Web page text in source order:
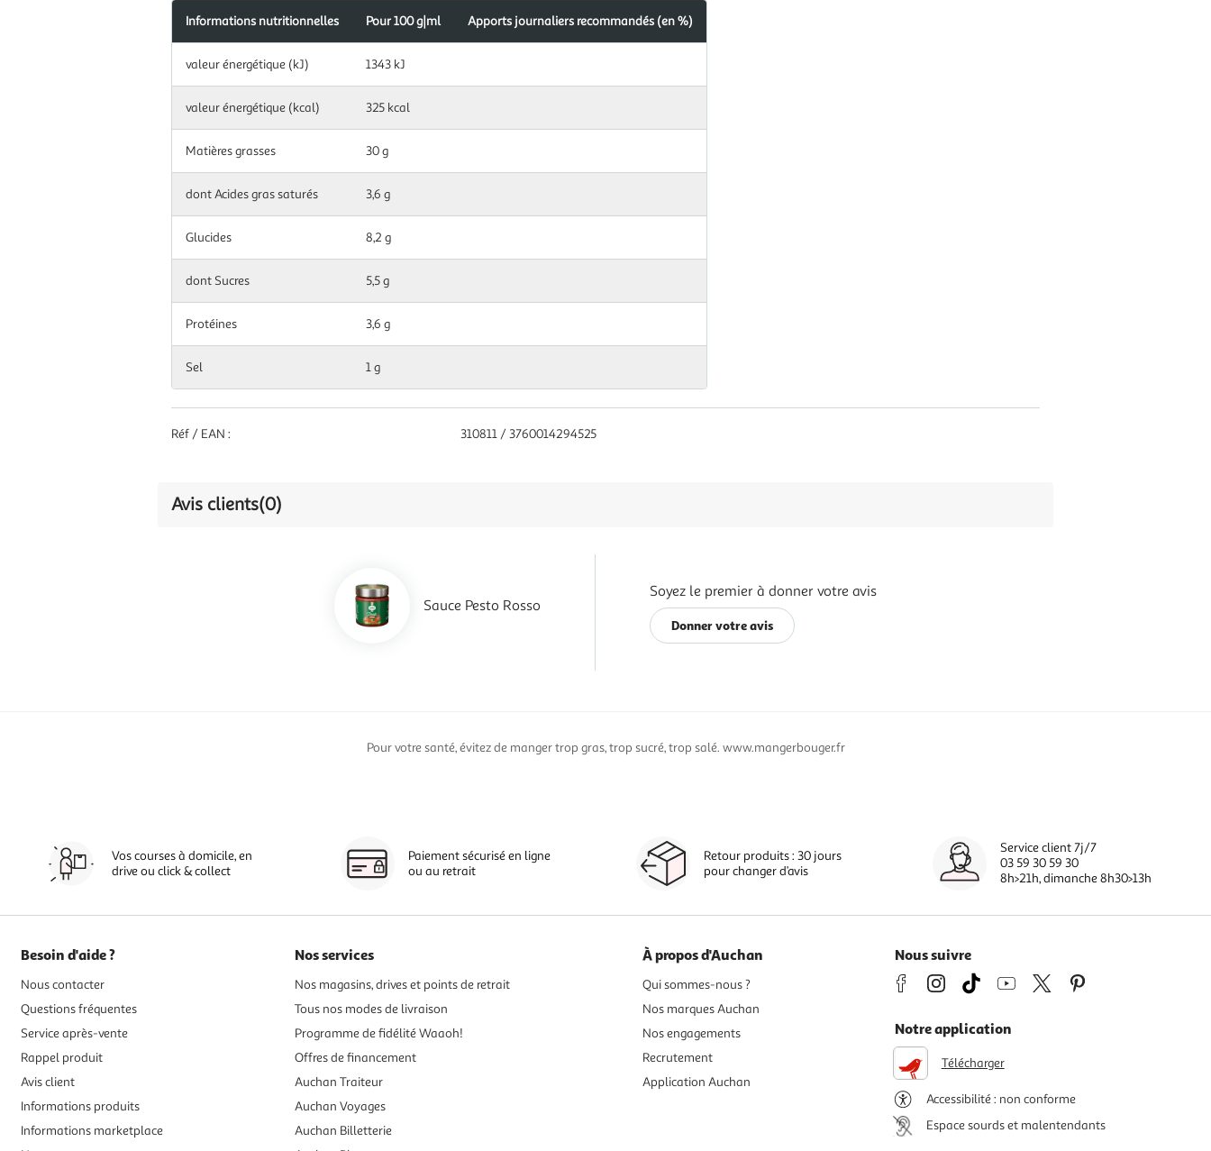
nutritionnelles
pour
g|ml
Informations nutritionnelles Pour 100 g|ml Apports journaliers recommandés (en %)
valeur énergétique (kJ) 1343 kJ
valeur énergétique (kcal) 325 kcal
Matières grasses 30 g
dont Acides gras saturés 3,6 g
Glucides 8,2 g
dont Sucres 5,5 g
Protéines 3,6 g
Sel 1 g
Réf / EAN : 310811 / 3760014294525
Avis clients(0)
Sauce Pesto Rosso
Soyez le premier à donner votre avis
Donner votre avis
Pour votre santé, évitez de manger trop gras, trop sucré, trop salé. www.mangerbouger.fr
Vos courses à domicile, en
drive ou click & collect
Paiement sécurisé en ligne
ou au retrait
Retour produits : 30 jours
pour changer d’avis
Service client 7j/7
03 59 30 59 30
8h>21h, dimanche 8h30>13h
Besoin d'aide ?
Nous contacter
Questions fréquentes
Service après-vente
Rappel produit
Avis client
Informations produits
Informations marketplace
Nos services
Nos magasins, drives et points de retrait
Tous nos modes de livraison
Programme de fidélité Waaoh!
Offres de financement
Auchan Traiteur
Auchan Voyages
Auchan Billetterie
À propos d'Auchan
Qui sommes-nous ?
Nos marques Auchan
Nos engagements
Recrutement
Application Auchan
Nous suivre
Notre application
Télécharger
Accessibilité : non conforme
Espace sourds et malentendants